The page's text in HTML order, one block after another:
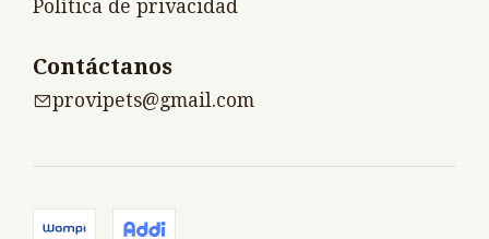
Política de privacidad
Contáctanos
provipets@gmail.com